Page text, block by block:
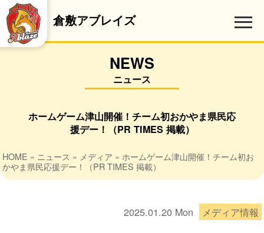
倉敷アブレイズ
NEWS
ニュース
ホームゲーム津山開催！チーム初おかやま県民応
援デー！（PR TIMES 掲載）
HOME » ニュース » メディア » ホームゲーム津山開催！チーム初お
かやま県民応援デー！（PR TIMES 掲載）
2025.01.20 Mon メディア情報